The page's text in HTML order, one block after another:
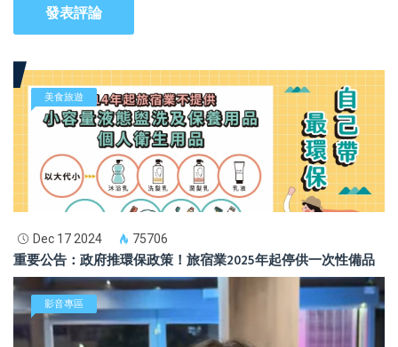
發表評論
美食旅遊
Dec 17 2024 75706
重要公告：政府推環保政策！旅宿業2025年起停供一次性備品
影音專區